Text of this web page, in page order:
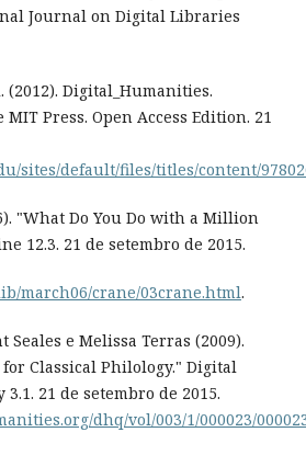
Journal on Digital Libraries
(2012). Digital_Humanities.
Press. Open Access Edition. 21
sites/default/files/titles/content/
"What Do You Do with a Million
12.3. 21 de setembro de 2015.
march06/crane/03crane.html.
Seales e Melissa Terras (2009).
Classical Philology." Digital
21 de setembro de 2015.
dhq/vol/003/1/000023/